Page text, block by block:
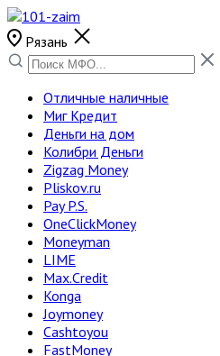
Рязань
Отличные наличные
Миг Кредит
Деньги на дом
Колибри Деньги
Zigzag Money
Pliskov.ru
Pay P.S.
OneClickMoney
Moneyman
LIME
Max.Credit
Konga
Joymoney
Cashtoyou
FastMoney